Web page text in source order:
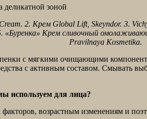
2. Крем Global Lift, Skeyndor. 3.
Крем сливочный
Pravilnaya Kosmetika.
с мягкими очищающими
с активным составом. Смывать
используем для лица?
возрастным изменениям и